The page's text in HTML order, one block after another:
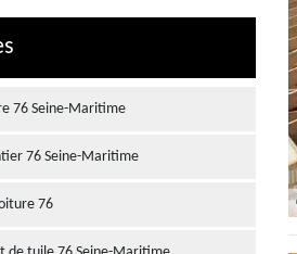
76 Seine-Maritime
76 Seine-Maritime
76